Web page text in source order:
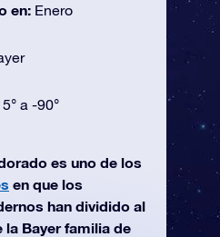
en: Enero
a -90°
es uno de los
en que los
han dividido al
la Bayer familia de